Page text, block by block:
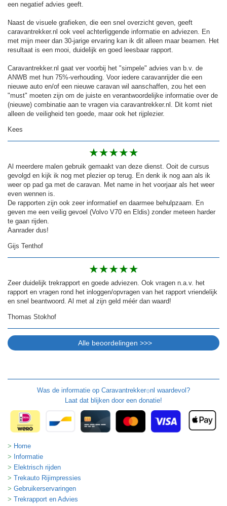
een negatief advies geeft.
Naast de visuele grafieken, die een snel overzicht geven, geeft
caravantrekker.nl ook veel achterliggende informatie en adviezen. En
met mijn meer dan 30-jarige ervaring kan ik dit alleen maar beamen. Het
resultaat is een mooi, duidelijk en goed leesbaar rapport.
Caravantrekker.nl gaat ver voorbij het "simpele" advies van b.v. de
ANWB met hun 75%-verhouding. Voor iedere caravanrijder die een
nieuwe auto en/of een nieuwe caravan wil aanschaffen, zou het een
"must" moeten zijn om de juiste en verantwoordelijke informatie over de
(nieuwe) combinatie aan te vragen via caravantrekker.nl. Dit komt niet
alleen de veiligheid ten goede, maar ook het rijplezier.
Kees
Al meerdere malen gebruik gemaakt van deze dienst. Ooit de cursus
gevolgd en kijk ik nog met plezier op terug. En denk ik nog aan als ik
weer op pad ga met de caravan. Met name in het voorjaar als het weer
even wennen is.
De rapporten zijn ook zeer informatief en daarmee behulpzaam. En
geven me een veilig gevoel (Volvo V70 en Eldis) zonder meteen harder
te gaan rijden.
Aanrader dus!
Gijs Tenthof
Zeer duidelijk trekrapport en goede adviezen. Ook vragen n.a.v. het
rapport en vragen rond het inloggen/opvragen van het rapport vriendelijk
en snel beantwoord. Al met al zijn geld méér dan waard!
Thomas Stokhof
Was de informatie op Caravantrekker🙂nl waardevol?
Laat dat blijken door een donatie!
Home
Informatie
Elektrisch rijden
Trekauto Rijimpressies
Gebruikerservaringen
Trekrapport en Advies